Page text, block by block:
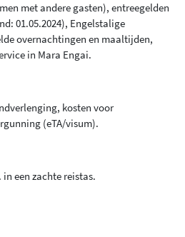
met andere gasten), entreegelden
01.05.2024), Engelstalige
overnachtingen en maaltijden,
in Mara Engai.
kosten voor
(eTA/visum).
een zachte reistas.